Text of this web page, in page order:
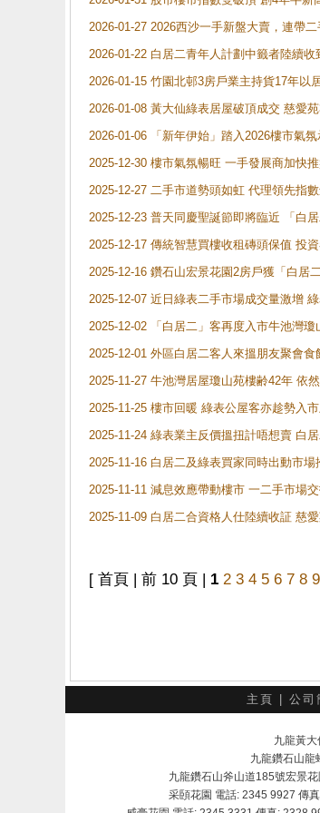
2026-01-27 2026西沙一手新盤大賣，連帶
2026-01-22 白居二青年人計劃中籤者陸續
2026-01-15 竹園北邨3房戶業主持貨17年以
2026-01-08 黃大仙綠表居屋破頂成交 慈愛
2026-01-06 「新年伊始」踏入2026樓市氣
2025-12-30 樓市氣氛暢旺 一手發展商加快
2025-12-27 二手市道勢頭如虹 代理領先指
2025-12-23 普天同慶聖誕節即將臨近 「白
2025-12-17 傳統智慧買樓收租磚頭保值 投
2025-12-16 鑽石山宏景花園2房戶獲「白居
2025-12-07 近日綠表二手市場成交量激增
2025-12-02 「白居二」客再度入市牛池灣
2025-12-01 外區白居二客人來搵朋友聚會
2025-11-27 牛池灣居屋瓊山苑樓齢42年 依
2025-11-25 樓市回暖 綠表公屋客亦趁勢入
2025-11-24 綠表業主反價搵扭計唔想賣 白
2025-11-16 白居二及綠表買家同時出動市
2025-11-11 減息效應帶動樓市 一二手市場
2025-11-09 白居二合資格人仕陸續收証 慈
[ 首頁 | 前 10 頁 | 1 2 3 4 5 6 7 8 9
主頁 公司
九龍黃
九龍鑽石山
九龍鑽石山斧山道185號宏景
采頣花園 電話: 2345 9927 傳